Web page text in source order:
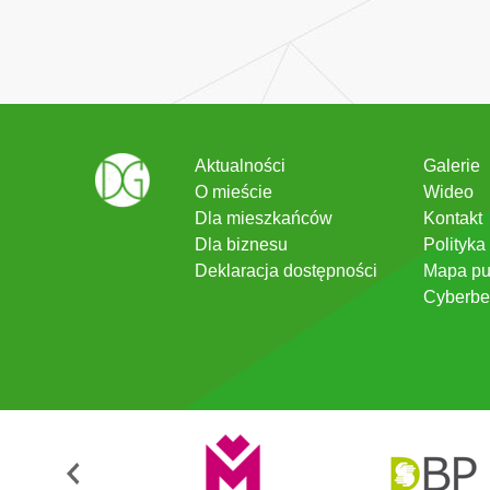
Aktualności
O mieście
Dla mieszkańców
Dla biznesu
Deklaracja dostępności
Galerie
Wideo
Kontakt
Mapa